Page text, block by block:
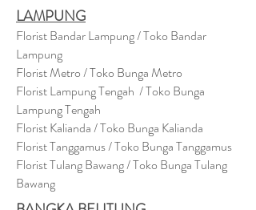
LAMPUNG
Florist Bandar Lampung / Toko Bandar
Lampung
Florist Metro / Toko Bunga Metro
Florist Lampung Tengah / Toko Bunga
Lampung Tengah
Florist Kalianda / Toko Bunga Kalianda
Florist Tanggamus / Toko Bunga Tanggamus
Florist Tulang Bawang / Toko Bunga Tulang
Bawang